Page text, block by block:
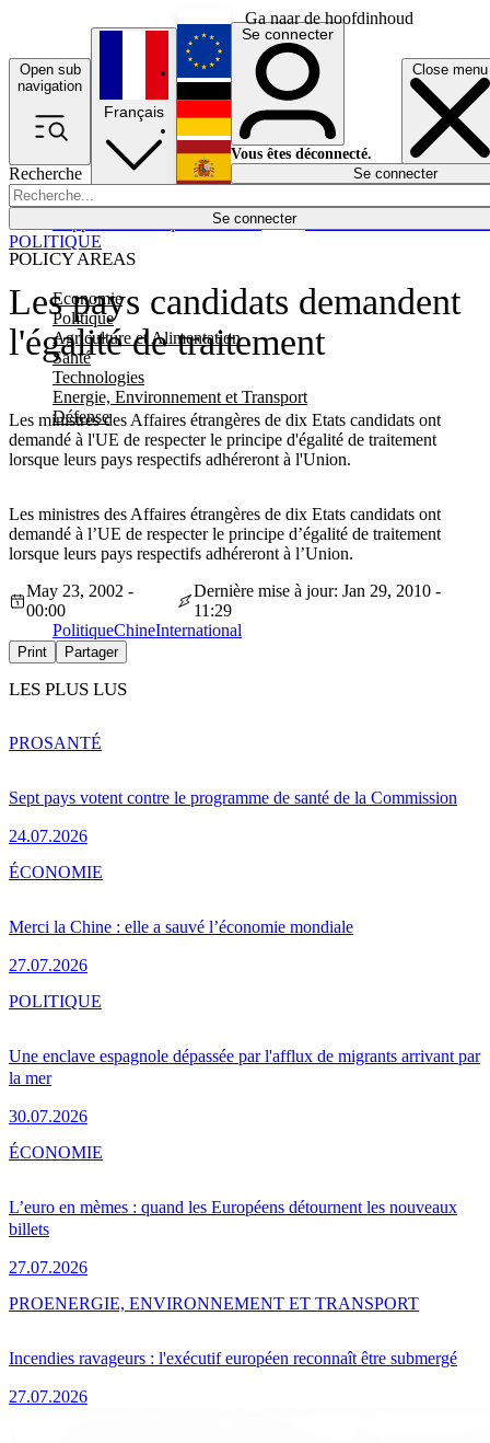
Ga naar de hoofdinhoud
Open sub
navigation
Close menu
Recherche
Se connecter
POLICY AREAS
Economie
Politique
Agriculture et Alimentation
Santé
Technologies
Energie, Environnement et Transport
Défense
Économie
Français
English
Deutsch
Español
Se connecter
Vous êtes déconnecté.
Se connecter
Les pays candidats demandent
l'égalité de traitement
Les ministres des Affaires étrangères de dix Etats candidats ont
demandé à l'UE de respecter le principe d'égalité de traitement
lorsque leurs pays respectifs adhéreront à l'Union.
POLITIQUE
Les ministres des Affaires étrangères de dix Etats candidats ont
demandé à l’UE de respecter le principe d’égalité de traitement
lorsque leurs pays respectifs adhéreront à l’Union.
May 23, 2002 -
00:00
Dernière mise à jour: Jan 29, 2010 -
11:29
PolitiqueChineInternational
Print Partager
LES PLUS LUS
Sept pays votent contre le programme de santé de la Commission
24.07.2026
PROSANTÉ
Merci la Chine : elle a sauvé l’économie mondiale
27.07.2026
ÉCONOMIE
Une enclave espagnole dépassée par l'afflux de migrants arrivant par
la mer
30.07.2026
POLITIQUE
L’euro en mèmes : quand les Européens détournent les nouveaux
billets
27.07.2026
ÉCONOMIE
Incendies ravageurs : l'exécutif européen reconnaît être submergé
27.07.2026
PROENERGIE, ENVIRONNEMENT ET TRANSPORT